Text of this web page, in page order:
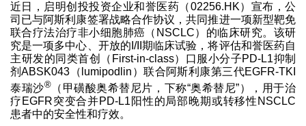
近日，启明创投投资企业和誉医药（02256.HK）宣布，公
司已与阿斯利康签署战略合作协议，共同推进一项新型靶免
联合疗法治疗非小细胞肺癌（NSCLC）的临床研究。该研
究是一项多中心、开放的I/II期临床试验，将评估和誉医药自
主研发的同类首创（First-in-class）口服小分子PD-L1抑制
剂ABSK043（lumipodlin）联合阿斯利康第三代EGFR-TKI
泰瑞沙®（甲磺酸奥希替尼片，下称“奥希替尼”），用于治
疗EGFR突变合并PD-L1阳性的局部晚期或转移性NSCLC
患者中的安全性和疗效。